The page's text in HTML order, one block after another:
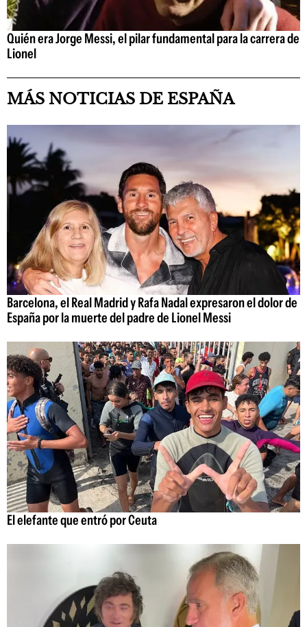
Quién era Jorge Messi, el pilar fundamental para la carrera de
Lionel
MÁS NOTICIAS DE ESPAÑA
Barcelona, el Real Madrid y Rafa Nadal expresaron el dolor de
España por la muerte del padre de Lionel Messi
El elefante que entró por Ceuta